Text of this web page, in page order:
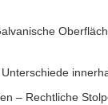
– Rechtliche